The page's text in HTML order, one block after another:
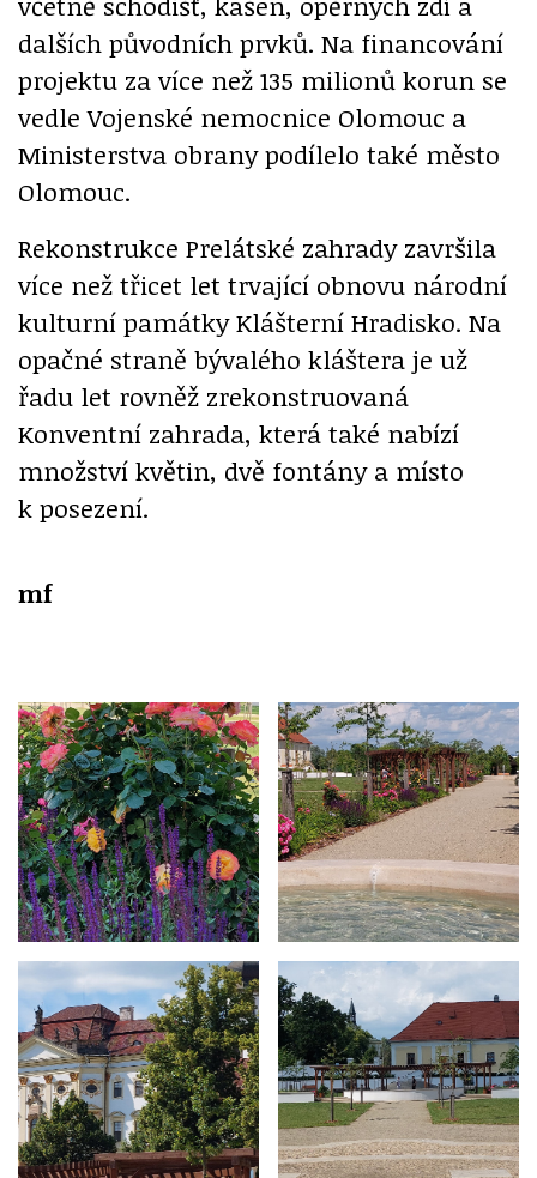
dalších původních prvků. Na financování
projektu za více než 135 milionů korun se
vedle Vojenské nemocnice Olomouc a
Ministerstva obrany podílelo také město
Olomouc.
Rekonstrukce Prelátské zahrady završila
více než třicet let trvající obnovu národní
kulturní památky Klášterní Hradisko. Na
opačné straně bývalého kláštera je už
řadu let rovněž zrekonstruovaná
Konventní zahrada, která také nabízí
množství květin, dvě fontány a místo
k posezení.
mf